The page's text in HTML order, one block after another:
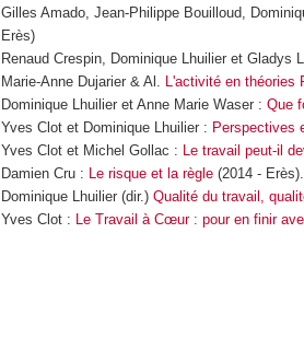
Gilles Amado, Jean-Philippe Bouilloud,
Erès)
Renaud Crespin, Dominique Lhuilier et Gladys
Marie-Anne Dujarier & Al. L'activité en théories
Dominique Lhuilier et Anne Marie Waser : Que
Yves Clot et Dominique Lhuilier : Perspectives
Yves Clot et Michel Gollac : Le travail peut-il
Damien Cru : Le risque et la règle (2014 - Erès).
Dominique Lhuilier (dir.) Qualité du travail,
Yves Clot : Le Travail à Cœur : pour en finir